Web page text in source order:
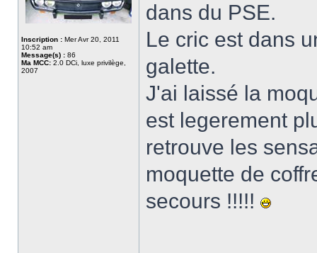
Inscription : Mer Avr 20, 2011
10:52 am
Message(s) : 86
Ma MCC: 2.0 DCi, luxe privilège,
2007
dans du PSE.
Le cric est dans
galette.
J'ai laissé la
est legerement
retrouve les
moquette de
secours !!!!!